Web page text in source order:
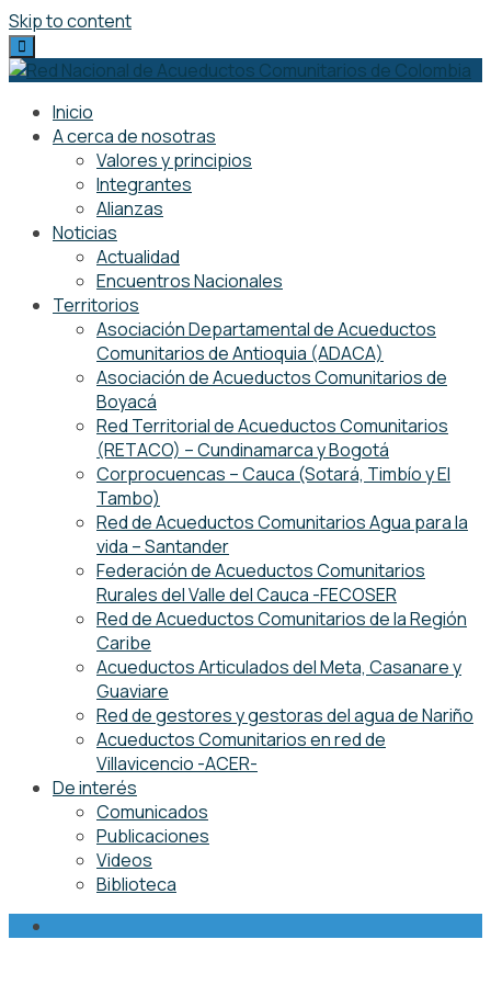
Skip to content
Inicio
A cerca de nosotras
Valores y principios
Integrantes
Alianzas
Noticias
Actualidad
Encuentros Nacionales
Territorios
Asociación Departamental de Acueductos
Comunitarios de Antioquia (ADACA)
Asociación de Acueductos Comunitarios de
Boyacá
Red Territorial de Acueductos Comunitarios
(RETACO) – Cundinamarca y Bogotá
Corprocuencas – Cauca (Sotará, Timbío y El
Tambo)
Red de Acueductos Comunitarios Agua para la
vida – Santander
Federación de Acueductos Comunitarios
Rurales del Valle del Cauca -FECOSER
Red de Acueductos Comunitarios de la Región
Caribe
Acueductos Articulados del Meta, Casanare y
Guaviare
Red de gestores y gestoras del agua de Nariño
Acueductos Comunitarios en red de
Villavicencio -ACER-
De interés
Comunicados
Publicaciones
Videos
Biblioteca